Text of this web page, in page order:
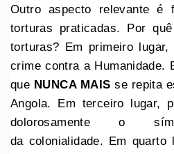
Outro aspecto relevante é
torturas praticadas. Por
torturas? Em primeiro
crime contra a Humanidade.
que NUNCA MAIS se repita
Angola. Em terceiro lugar,
dolorosamente o
da colonialidade. Em quarto